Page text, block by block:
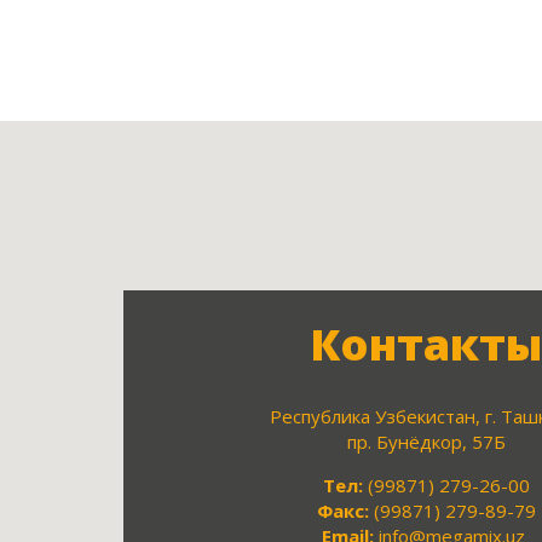
Контакты
Республика Узбекистан, г.
пр. Бунёдкор, 57Б
Тел: (99871) 279-26-00
Факс: (99871) 279-89-79
Email: info@megamix.uz